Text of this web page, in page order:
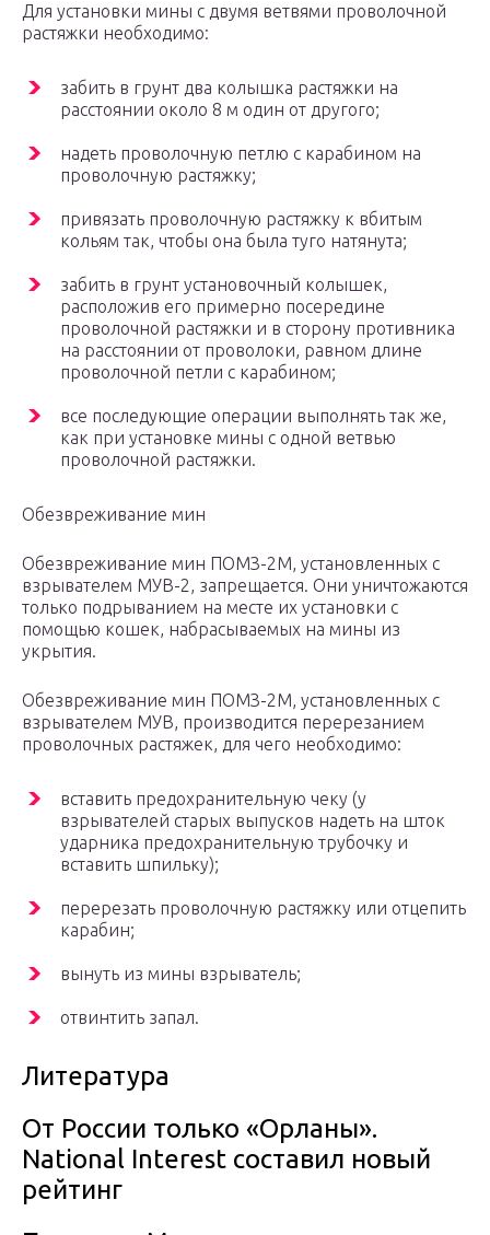
Для установки мины с двумя ветвями проволочной
растяжки необходимо:
забить в грунт два колышка растяжки на
расстоянии около 8 м один от другого;
надеть проволочную петлю с карабином на
проволочную растяжку;
привязать проволочную растяжку к вбитым
кольям так, чтобы она была туго натянута;
забить в грунт установочный колышек,
расположив его примерно посередине
проволочной растяжки и в сторону противника
на расстоянии от проволоки, равном длине
проволочной петли с карабином;
все последующие операции выполнять так же,
как при установке мины с одной ветвью
проволочной растяжки.
Обезвреживание мин
Обезвреживание мин ПОМЗ-2М, установленных с
взрывателем МУВ-2, запрещается. Они уничтожаются
только подрыванием на месте их установки с
помощью кошек, набрасываемых на мины из
укрытия.
Обезвреживание мин ПОМЗ-2М, установленных с
взрывателем МУВ, производится перерезанием
проволочных растяжек, для чего необходимо:
вставить предохранительную чеку (у
взрывателей старых выпусков надеть на шток
ударника предохранительную трубочку и
вставить шпильку);
перерезать проволочную растяжку или отцепить
карабин;
вынуть из мины взрыватель;
отвинтить запал.
Литература
От России только «Орланы».
National Interest составил новый
рейтинг